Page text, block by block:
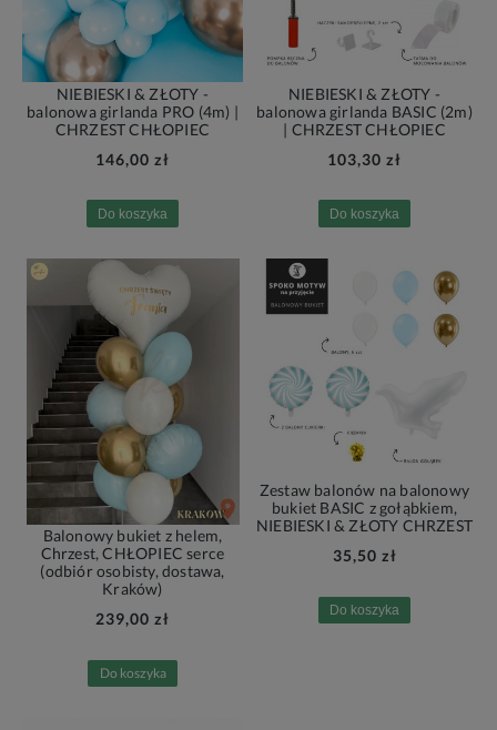
NIEBIESKI & ZŁOTY -
balonowa girlanda PRO (4m) |
CHRZEST CHŁOPIEC
146,00 zł
Do koszyka
NIEBIESKI & ZŁOTY -
balonowa girlanda BASIC (2m)
| CHRZEST CHŁOPIEC
103,30 zł
Do koszyka
Balonowy bukiet z helem,
Chrzest, CHŁOPIEC serce
(odbiór osobisty, dostawa,
Kraków)
239,00 zł
Do koszyka
Zestaw balonów na balonowy
bukiet BASIC z gołąbkiem,
NIEBIESKI & ZŁOTY CHRZEST
35,50 zł
Do koszyka